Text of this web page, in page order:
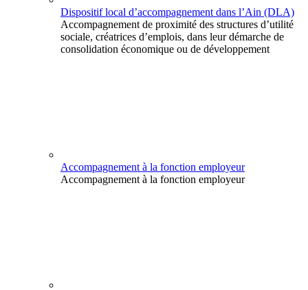
Dispositif local d’accompagnement dans l’Ain (DLA)
Accompagnement de proximité des structures d’utilité
sociale, créatrices d’emplois, dans leur démarche de
consolidation économique ou de développement
Accompagnement à la fonction employeur
Accompagnement à la fonction employeur